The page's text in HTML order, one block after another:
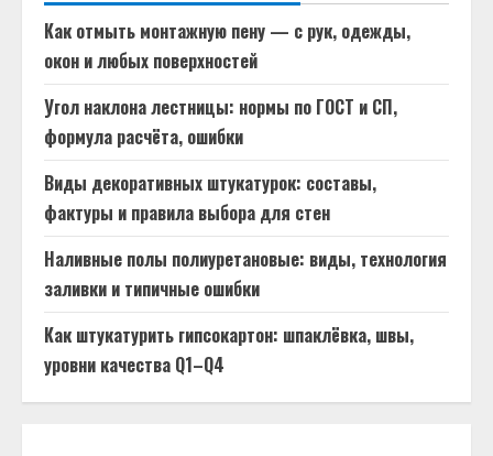
Как отмыть монтажную пену — с рук, одежды,
окон и любых поверхностей
Угол наклона лестницы: нормы по ГОСТ и СП,
формула расчёта, ошибки
Виды декоративных штукатурок: составы,
фактуры и правила выбора для стен
Наливные полы полиуретановые: виды, технология
заливки и типичные ошибки
Как штукатурить гипсокартон: шпаклёвка, швы,
уровни качества Q1–Q4